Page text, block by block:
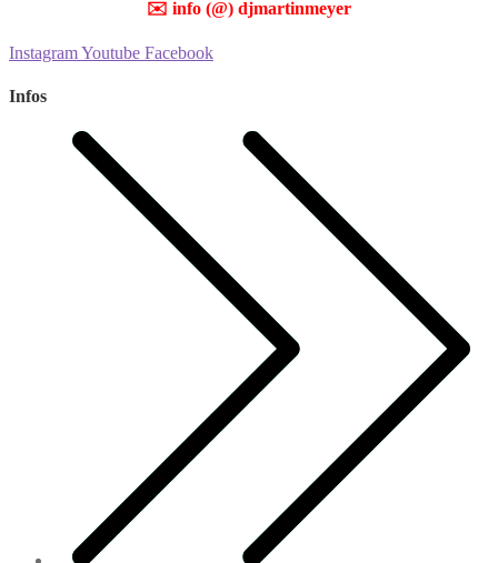
✉️ info (@) djmartinmeyer
InstagramYoutube Facebook
Infos